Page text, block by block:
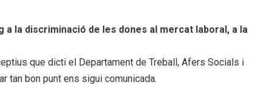
a la discriminació de les dones al mercat laboral, a la
que dicti el Departament de Treball, Afers Socials i
tan bon punt ens sigui comunicada.